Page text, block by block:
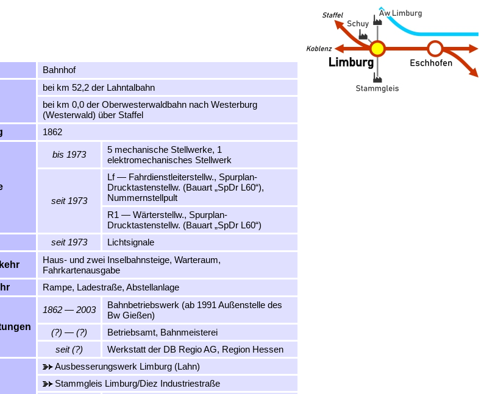
Bahnhof
bei km 52,2 der Lahntalbahn
bei km 0,0 der Oberwesterwaldbahn nach Westerburg
(Westerwald) über Staffel
1862
bis 1973
5 mechanische Stellwerke, 1
elektromechanisches Stellwerk
seit 1973
Lf — Fahrdienstleiterstellw., Spurplan-
Drucktastenstellw. (Bauart „SpDr L60“),
Nummernstellpult
R1 — Wärterstellw., Spurplan-
Drucktastenstellw. (Bauart „SpDr L60“)
seit 1973 Lichtsignale
Haus- und zwei Inselbahnsteige, Warteraum,
Fahrkartenausgabe
Rampe, Ladestraße, Abstellanlage
1862 — 2003
Bahnbetriebswerk (ab 1991 Außenstelle des
Bw Gießen)
(?) — (?)
Betriebsamt, Bahnmeisterei
seit (?)
Werkstatt der DB Regio AG, Region Hessen
Ausbesserungswerk Limburg (Lahn)
Stammgleis Limburg/Diez Industriestraße